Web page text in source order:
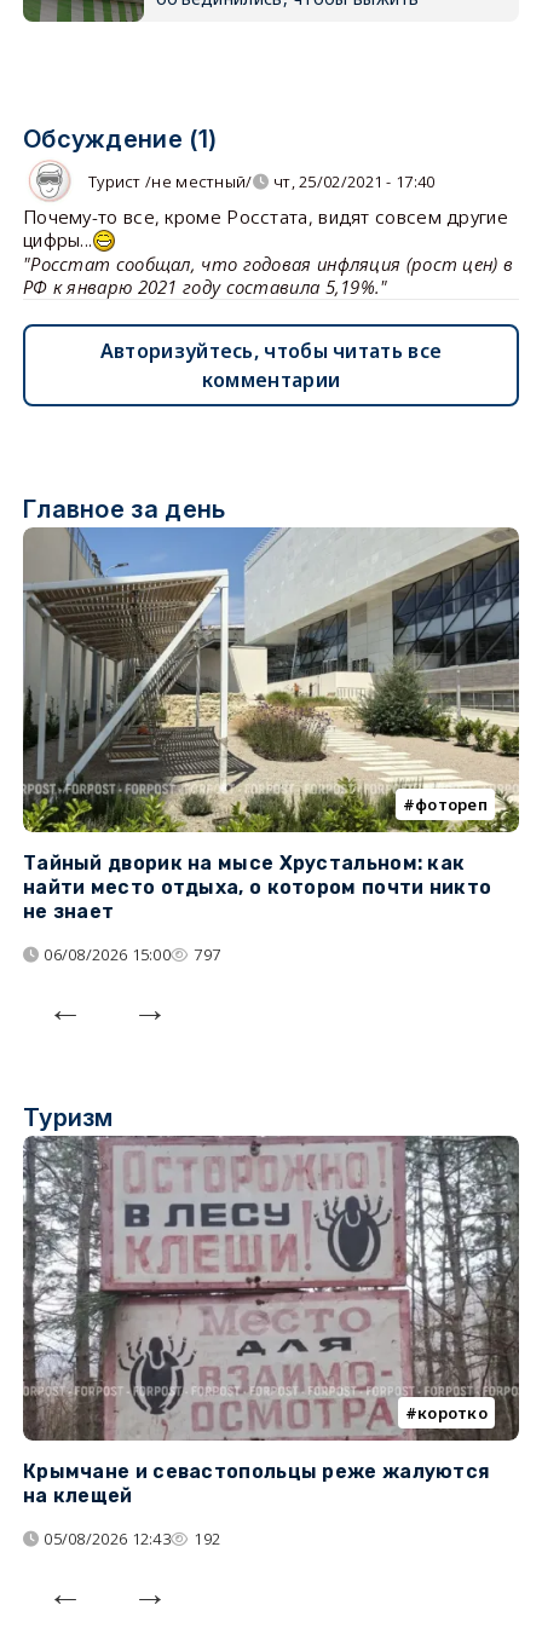
Обсуждение (1)
Турист /не местный/ чт, 25/02/2021 - 17:40
Почему-то все, кроме Росстата, видят совсем другие
цифры...
"Росстат сообщал, что годовая инфляция (рост цен) в
РФ к январю 2021 году составила 5,19%."
Авторизуйтесь, чтобы читать все
комментарии
Главное за день
фотореп
Тайный дворик на мысе Хрустальном: как
найти место отдыха, о котором почти никто
не знает
06/08/2026 15:00 797
Туризм
коротко
Крымчане и севастопольцы реже жалуются
на клещей
05/08/2026 12:43 192